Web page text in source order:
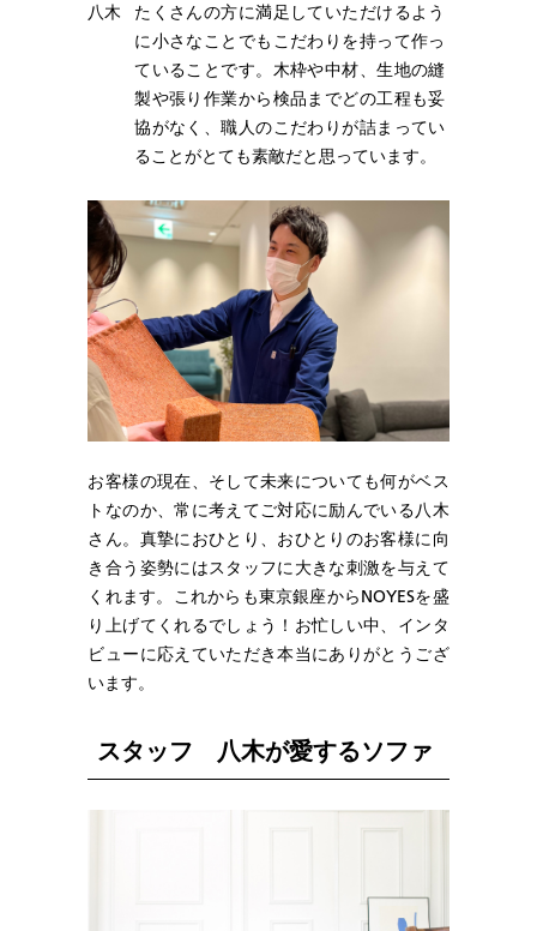
八木
たくさんの方に満足していただけるよう
に小さなことでもこだわりを持って作っ
ていることです。木枠や中材、生地の縫
製や張り作業から検品までどの工程も妥
協がなく、職人のこだわりが詰まってい
ることがとても素敵だと思っています。
お客様の現在、そして未来についても何がベス
トなのか、常に考えてご対応に励んでいる八木
さん。真摯におひとり、おひとりのお客様に向
き合う姿勢にはスタッフに大きな刺激を与えて
くれます。これからも東京銀座からNOYESを盛
り上げてくれるでしょう！お忙しい中、インタ
ビューに応えていただき本当にありがとうござ
います。
スタッフ 八木が愛するソファ